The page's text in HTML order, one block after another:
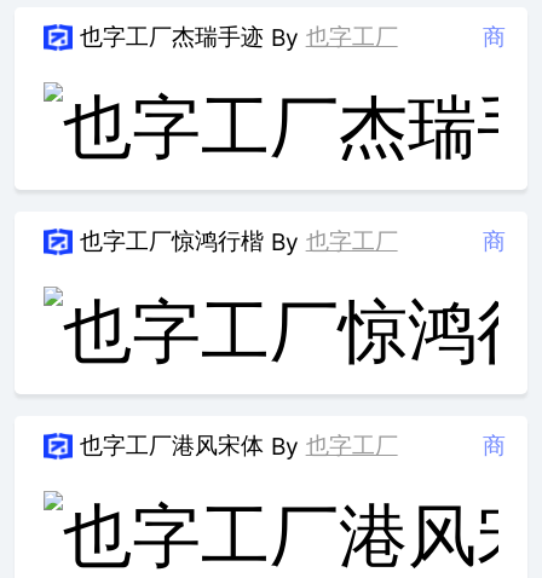
也字工厂杰瑞手迹 By 也字工厂 商
也字工厂惊鸿行楷 By 也字工厂 商
也字工厂港风宋体 By 也字工厂 商